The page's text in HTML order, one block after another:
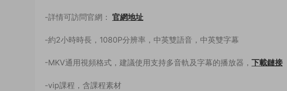
-詳情可訪問官網： 官網地址
-約2小時時長，1080P分辨率，中英雙語音，中英雙字幕
-MKV通用視頻格式，建議使用支持多音軌及字幕的播放器， 下載鏈接
-vip課程，含課程素材